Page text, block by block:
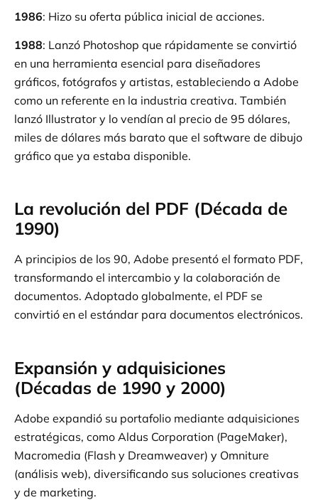
1986: Hizo su oferta pública inicial de acciones.
1988: Lanzó Photoshop que rápidamente se convirtió
en una herramienta esencial para diseñadores
gráficos, fotógrafos y artistas, estableciendo a Adobe
como un referente en la industria creativa. También
lanzó Illustrator y lo vendían al precio de 95 dólares,
miles de dólares más barato que el software de dibujo
gráfico que ya estaba disponible.
La revolución del PDF (Década de
1990)
A principios de los 90, Adobe presentó el formato PDF,
transformando el intercambio y la colaboración de
documentos. Adoptado globalmente, el PDF se
convirtió en el estándar para documentos electrónicos.
Expansión y adquisiciones
(Décadas de 1990 y 2000)
Adobe expandió su portafolio mediante adquisiciones
estratégicas, como Aldus Corporation (PageMaker),
Macromedia (Flash y Dreamweaver) y Omniture
(análisis web), diversificando sus soluciones creativas
y de marketing.